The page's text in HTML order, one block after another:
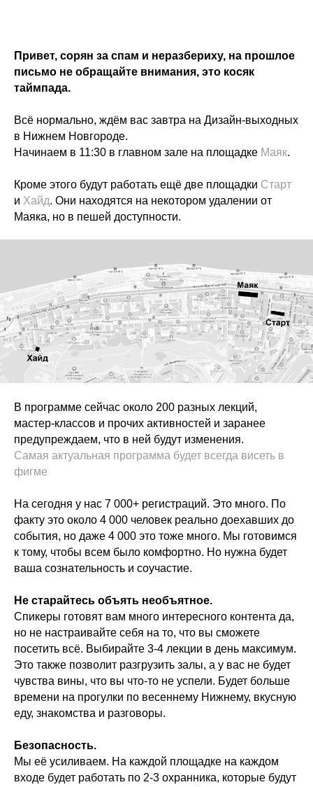
Привет, сорян за спам и неразбериху, на прошлое
письмо не обращайте внимания, это косяк
таймпада.
Всё нормально, ждём вас завтра на Дизайн-выходных
в Нижнем Новгороде.
Начинаем в 11:30 в главном зале на площадке Маяк.
Кроме этого будут работать ещё две площадки Старт
и Хайд. Они находятся на некотором удалении от
Маяка, но в пешей доступности.
В программе сейчас около 200 разных лекций,
мастер-классов и прочих активностей и заранее
предупреждаем, что в ней будут изменения.
Самая актуальная программа будет всегда висеть в
фигме
На сегодня у нас 7 000+ регистраций. Это много. По
факту это около 4 000 человек реально доехавших до
события, но даже 4 000 это тоже много. Мы готовимся
к тому, чтобы всем было комфортно. Но нужна будет
ваша сознательность и соучастие.
Не старайтесь объять необъятное.
Спикеры готовят вам много интересного контента да,
но не настраивайте себя на то, что вы сможете
посетить всё. Выбирайте 3-4 лекции в день максимум.
Это также позволит разгрузить залы, а у вас не будет
чувства вины, что вы что-то не успели. Будет больше
времени на прогулки по весеннему Нижнему, вкусную
еду, знакомства и разговоры.
Безопасность.
Мы её усиливаем. На каждой площадке на каждом
входе будет работать по 2-3 охранника, которые будут